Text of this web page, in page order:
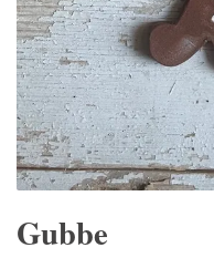
Gubbe